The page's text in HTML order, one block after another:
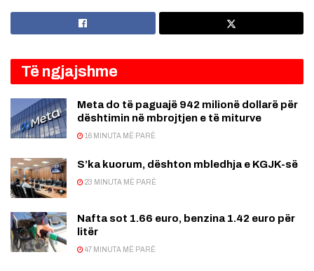
Të ngjajshme
Meta do të paguajë 942 milionë dollarë për
dështimin në mbrojtjen e të miturve
16 MINUTA MË PARË
S’ka kuorum, dështon mbledhja e KGJK-së
23 MINUTA MË PARË
Nafta sot 1.66 euro, benzina 1.42 euro për
litër
47 MINUTA MË PARË